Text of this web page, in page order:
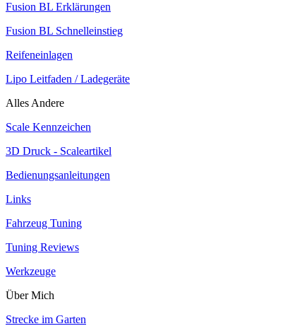
Fusion BL Erklärungen
Fusion BL Schnelleinstieg
Reifeneinlagen
Lipo Leitfaden / Ladegeräte
Alles Andere
Scale Kennzeichen
3D Druck - Scaleartikel
Bedienungsanleitungen
Links
Fahrzeug Tuning
Tuning Reviews
Werkzeuge
Über Mich
Strecke im Garten